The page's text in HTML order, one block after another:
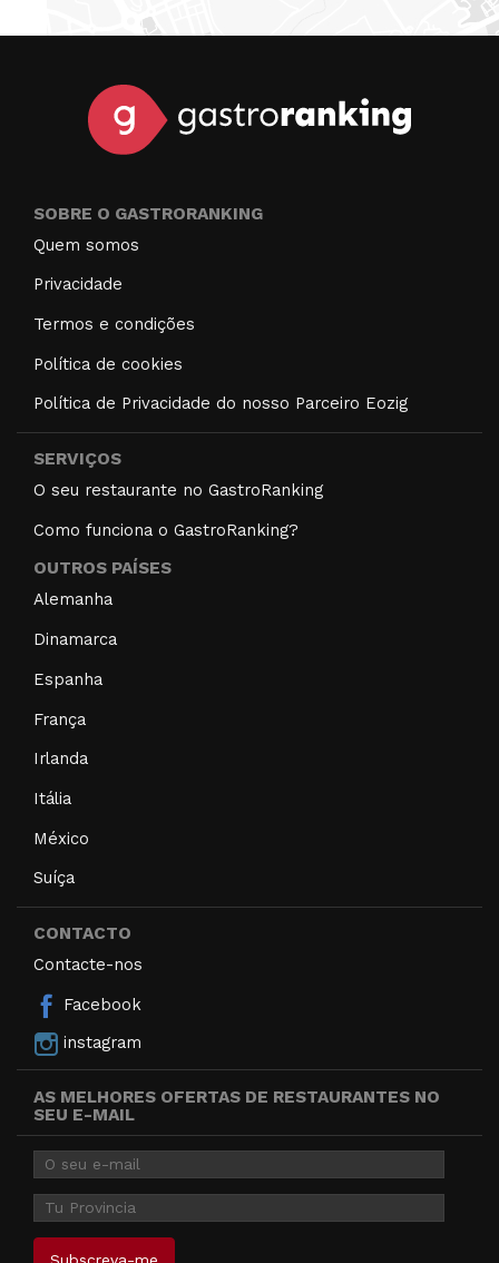
SOBRE O GASTRORANKING
Quem somos
Privacidade
Termos e condições
Política de cookies
Política de Privacidade do nosso Parceiro Eozig
SERVIÇOS
O seu restaurante no GastroRanking
Como funciona o GastroRanking?
OUTROS PAÍSES
Alemanha
Dinamarca
Espanha
França
Irlanda
Itália
México
Suíça
CONTACTO
Contacte-nos
Facebook
instagram
AS MELHORES OFERTAS DE RESTAURANTES NO
SEU E-MAIL